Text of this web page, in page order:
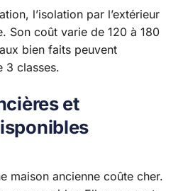
l’isolation par l’extérieur
Son coût varie de 120 à 180
bien faits peuvent
3 classes.
et
maison ancienne coûte cher.